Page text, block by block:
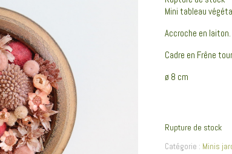
Mini tableau
Accroche en laiton.
Cadre en Frêne
ø 8 cm
Rupture de stock
Catégorie : Minis